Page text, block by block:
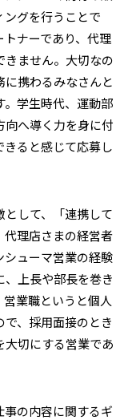
グを行うことで
ナーであり、代理
きません。大切なの
携わるみなさんと
。学生時代、運動部
向へ導く力を身に付
ると感じて応募し
として、「連携して
代理店さまの経営者
シューマ営業の経験
上長や部長を巻き
業職というと個人
、採用面接のとき
大切にする営業であ
の内容に関するギ